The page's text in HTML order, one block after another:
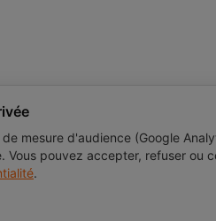
mesure d'audience (Google
Vous pouvez accepter, refuser ou
.